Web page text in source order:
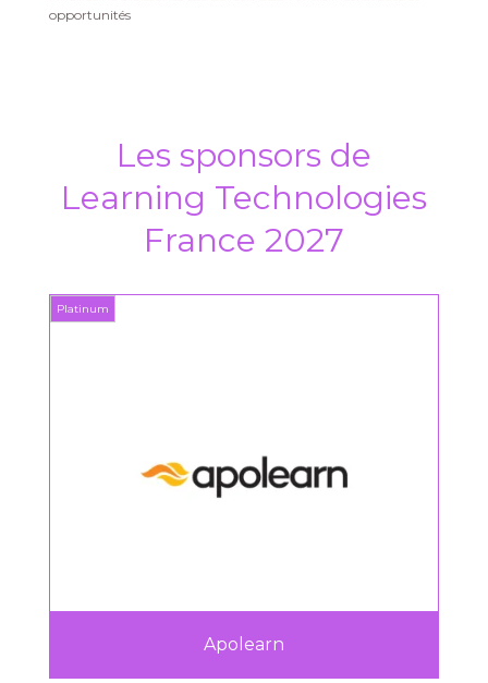
opportunités
Les sponsors de
Learning Technologies
France 2027
Platinum
Apolearn